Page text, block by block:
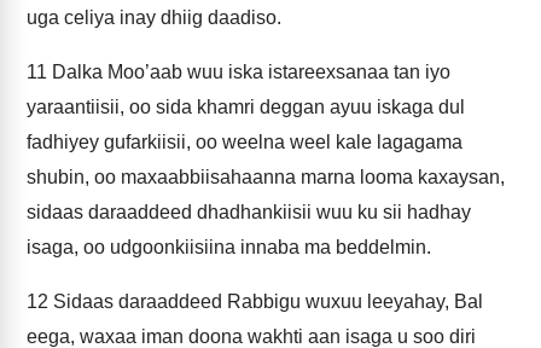
uga celiya inay dhiig daadiso.
11 Dalka Moo’aab wuu iska istareexsanaa tan iyo
yaraantiisii, oo sida khamri deggan ayuu iskaga dul
fadhiyey gufarkiisii, oo weelna weel kale lagagama
shubin, oo maxaabbiisahaanna marna looma kaxaysan,
sidaas daraaddeed dhadhankiisii wuu ku sii hadhay
isaga, oo udgoonkiisiina innaba ma beddelmin.
12 Sidaas daraaddeed Rabbigu wuxuu leeyahay, Bal
eega, waxaa iman doona wakhti aan isaga u soo diri